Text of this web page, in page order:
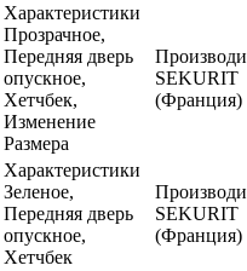
Характеристики
Прозрачное,
Передняя дверь
опускное,
Хетчбек,
Изменение
Размера
SEKURIT
(Франция)
Характеристики
Зеленое,
Передняя дверь
опускное,
Хетчбек
SEKURIT
(Франция)